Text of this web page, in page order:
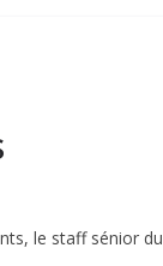
le staff sénior du